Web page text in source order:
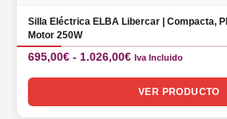
Silla Eléctrica ELBA Libercar | Compacta,
Motor 250W
695,00€ - 1.026,00€Rango
desde
Iva Incluido
VER PRODUCTO